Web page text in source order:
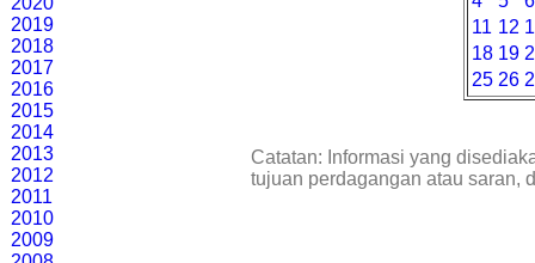
2019
2018
2017
2016
2015
2014
2013
2012
2011
2010
2009
11 12
18 19
25 26
Catatan: Informasi yang
tujuan perdagangan atau saran,